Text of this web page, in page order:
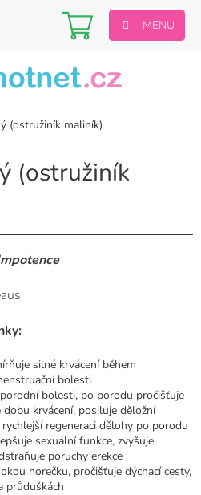
Nákupní
košík
(ostružiník maliník)
(ostružiník
silné krvácení během
bolesti
bolesti, po porodu pročišťuje
krvácení, posiluje děložní
regeneraci dělohy po porodu
sexuální funkce, zvyšuje
poruchy erekce
horečku, pročišťuje dýchací cesty,
průduškách